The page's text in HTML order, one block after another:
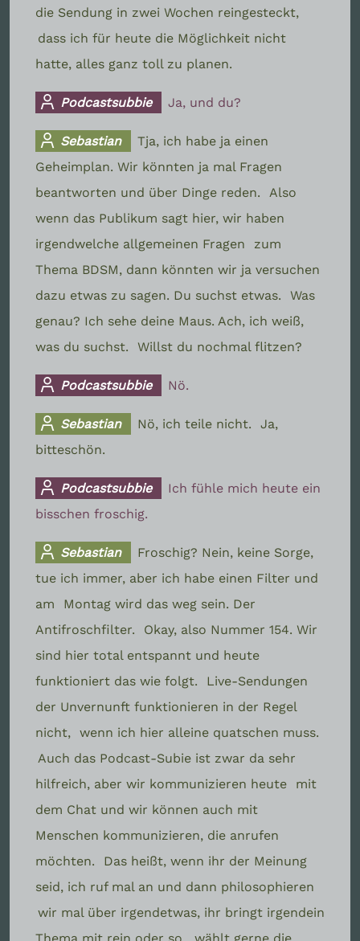
die Sendung in zwei Wochen reingesteckt,
dass ich für heute die Möglichkeit nicht
hatte, alles ganz toll zu planen.
Podcastsubbie Ja, und du?
Sebastian
Tja, ich habe ja einen
Geheimplan. Wir könnten ja mal Fragen
beantworten und über Dinge reden.
Also
wenn das Publikum sagt hier, wir haben
irgendwelche allgemeinen Fragen
zum
Thema BDSM, dann könnten wir ja versuchen
dazu etwas zu sagen. Du suchst etwas.
Was
genau? Ich sehe deine Maus. Ach, ich weiß,
was du suchst.
Willst du nochmal flitzen?
Podcastsubbie Nö.
Sebastian Nö, ich teile nicht.
Ja,
bitteschön.
Podcastsubbie
Ich fühle mich heute ein
bisschen froschig.
Sebastian
Froschig? Nein, keine Sorge,
tue ich immer, aber ich habe einen Filter und
am
Montag wird das weg sein. Der
Antifroschfilter.
Okay, also Nummer 154. Wir
sind hier total entspannt und heute
funktioniert das wie folgt.
Live-Sendungen
der Unvernunft funktionieren in der Regel
nicht,
wenn ich hier alleine quatschen muss.
Auch das Podcast-Subie ist zwar da sehr
hilfreich, aber wir kommunizieren heute
mit
dem Chat und wir können auch mit
Menschen kommunizieren, die anrufen
möchten.
Das heißt, wenn ihr der Meinung
seid, ich ruf mal an und dann philosophieren
wir mal über irgendetwas, ihr bringt irgendein